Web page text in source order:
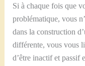
Si à chaque fois que
problématique, vous
dans la construction
différente, vous vous
d’être inactif et passif